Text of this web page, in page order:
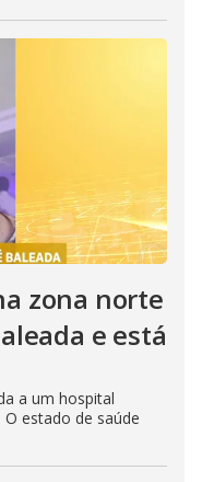
zona norte
e está
a um hospital
estado de saúde